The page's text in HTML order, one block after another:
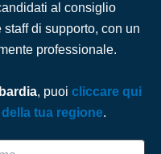
al consiglio
di supporto, con un
professionale.
, puoi cliccare qui
tua regione.